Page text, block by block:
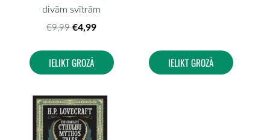
divām svītrām
€9,99 €4,99
IELIKT GROZĀ IELIKT GROZĀ